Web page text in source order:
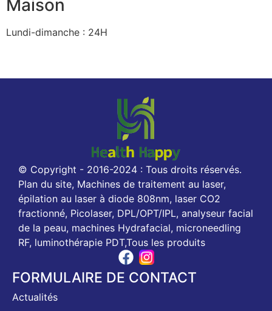
Maison
Lundi-dimanche : 24H
© Copyright - 2016-2024 : Tous droits réservés.
Plan du site, Machines de traitement au laser,
épilation au laser à diode 808nm, laser CO2
fractionné, Picolaser, DPL/OPT/IPL, analyseur facial
de la peau, machines Hydrafacial, microneedling
RF, luminothérapie PDT,Tous les produits
FORMULAIRE DE CONTACT
Actualités